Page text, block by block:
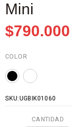
Mini
$790.000
COLOR
SKU:UGBIK01060
CANTIDAD